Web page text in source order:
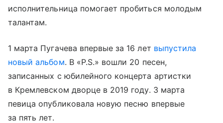
исполнительница помогает пробиться молодым
талантам.
1 марта Пугачева впервые за 16 лет выпустила
новый альбом. В «P.S.» вошли 20 песен,
записанных с юбилейного концерта артистки
в Кремлевском дворце в 2019 году. 3 марта
певица опубликовала новую песню впервые
за пять лет.